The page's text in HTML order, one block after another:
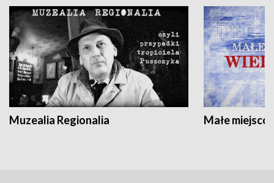
Muzealia Regionalia Małe